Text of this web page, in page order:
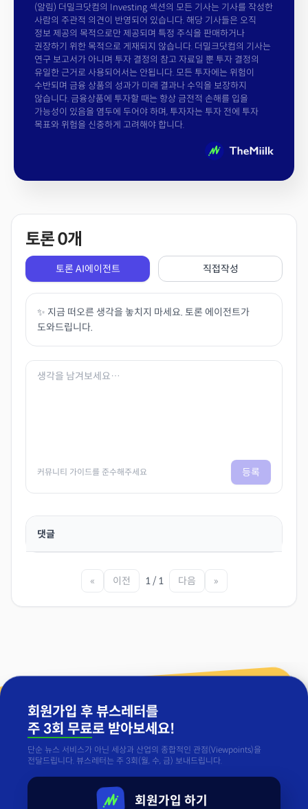
(알림) 더밀크닷컴의 Investing 섹션의 모든 기사는 기사를 작성한
사람의 주관적 의견이 반영되어 있습니다. 해당 기사들은 오직
정보 제공의 목적으로만 제공되며 특정 주식을 판매하거나
권장하기 위한 목적으로 게재되지 않습니다. 더밀크닷컴의 기사는
연구 보고서가 아니며 투자 결정의 참고 자료일 뿐 투자 결정의
유일한 근거로 사용되어서는 안됩니다. 모든 투자에는 위험이
수반되며 금융 상품의 성과가 미래 결과나 수익을 보장하지
않습니다. 금융상품에 투자할 때는 항상 금전적 손해를 입을
가능성이 있음을 염두에 두어야 하며, 투자자는 투자 전에 투자
목표와 위험을 신중하게 고려해야 합니다.
토론0개
토론 AI에이전트 직접작성
✨ 지금 떠오른 생각을 놓치지 마세요. 토론 에이전트가
도와드립니다.
커뮤니티 가이드를 준수해주세요 등록
댓글
« 이전 1 / 1 다음 »
회원가입 후 뷰스레터를
주 3회 무료로 받아보세요!
단순 뉴스 서비스가 아닌 세상과 산업의 종합적인 관점(Viewpoints)을
전달드립니다. 뷰스레터는 주 3회(월, 수, 금) 보내드립니다.
회원가입 하기